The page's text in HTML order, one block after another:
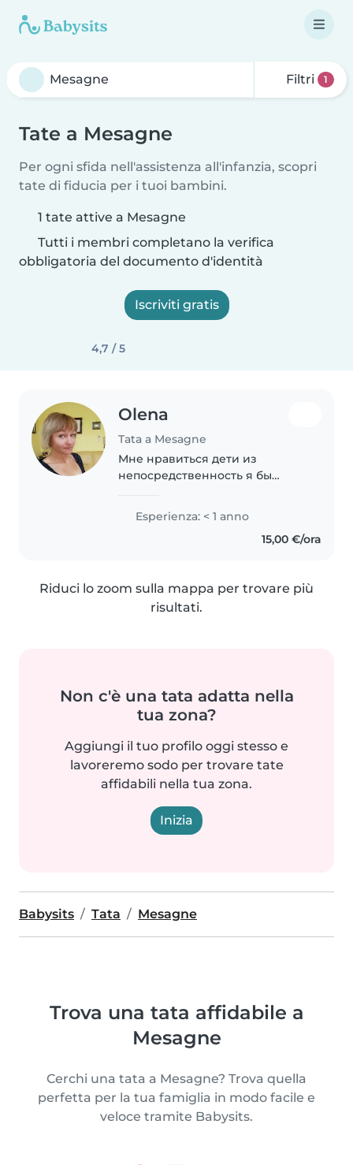
Filtri 1
Tate a Mesagne
Per ogni sfida nell'assistenza all'infanzia, scopri
tate di fiducia per i tuoi bambini.
1 tate attive a Mesagne
Tutti i membri completano la verifica
obbligatoria del documento d'identità
Iscriviti gratis
4,7 / 5
Olena
Tata a Mesagne
Мне нравиться дети из
непосредственность я бы
двумя малышами
Esperienza: < 1 anno
15,00 €/ora
Riduci lo zoom sulla mappa per trovare più
risultati.
Non c'è una tata adatta nella
tua zona?
Aggiungi il tuo profilo oggi stesso e
lavoreremo sodo per trovare tate
affidabili nella tua zona.
Inizia
Babysits Tata Mesagne
Trova una tata affidabile a
Mesagne
Cerchi una tata a Mesagne? Trova quella
perfetta per la tua famiglia in modo facile e
veloce tramite Babysits.